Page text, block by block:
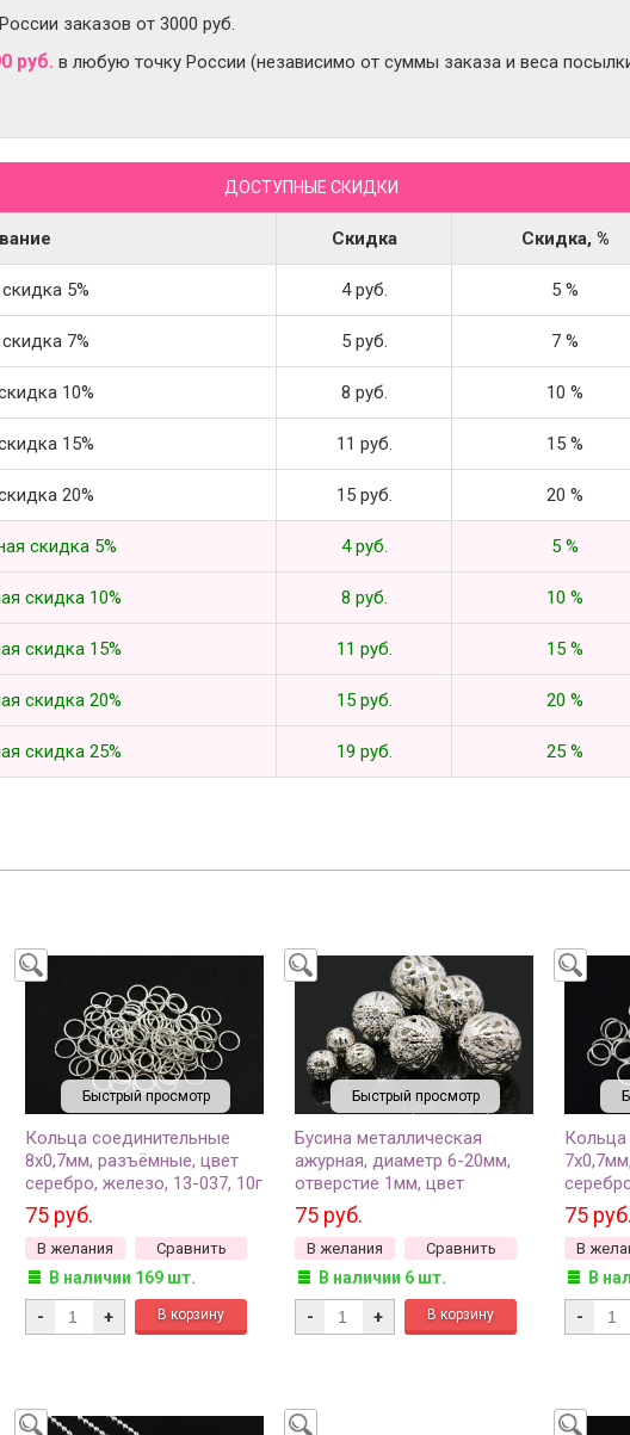
заказов от 3000 руб.
руб. в любую точку России (независимо от суммы заказа и веса
ДОСТУПНЫЕ СКИДКИ
Скидка Скидка, %
5% 4 руб. 5 %
7% 5 руб. 7 %
10% 8 руб. 10 %
15% 11 руб. 15 %
20% 15 руб. 20 %
скидка 5% 4 руб. 5 %
скидка 10% 8 руб. 10 %
скидка 15% 11 руб. 15 %
скидка 20% 15 руб. 20 %
скидка 25% 19 руб. 25 %
Быстрый просмотр
Кольца соединительные
8х0,7мм, разъёмные, цвет
серебро, железо, 13-037, 10г
(около 80шт)
75 руб.
В желания Сравнить
В наличии 169 шт.
- +
Быстрый просмотр
Бусина металлическая
ажурная, диаметр 6-20мм,
отверстие 1мм, цвет
серебро, 504-004, 10г (около
17шт)
75 руб.
В желания Сравнить
В наличии 6 шт.
- +
Кольца
(около
75 руб.
В
В
-